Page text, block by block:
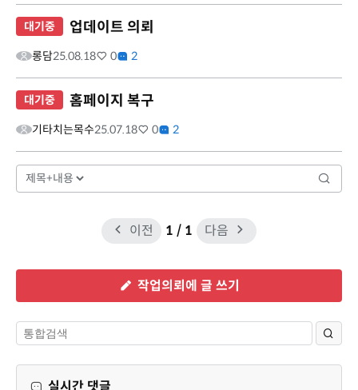
대기중 업데이트 의뢰
롱담25.08.18 0 2
대기중 홈페이지 복구
기타치는목수25.07.18 0 2
이전 1 / 1 다음
작업의뢰에 글 쓰기
실시간 댓글